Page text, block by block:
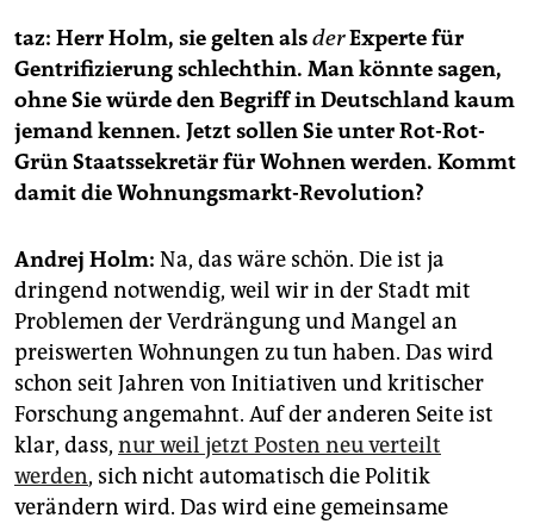
genossenschaft
epaper login
taz: Herr Holm, sie gelten alsderExperte für
Gentrifizierung schlechthin. Man könnte sagen,
ohne Sie würde den Begriff in Deutschland kaum
jemand kennen. Jetzt sollen Sie unter Rot-Rot-
Grün Staatssekretär für Wohnen werden. Kommt
damit die Wohnungsmarkt-Revolution?
Andrej Holm: Na, das wäre schön. Die ist ja
dringend notwendig, weil wir in der Stadt mit
Problemen der Verdrängung und Mangel an
preiswerten Wohnungen zu tun haben. Das wird
schon seit Jahren von Initiativen und kritischer
Forschung angemahnt. Auf der anderen Seite ist
klar, dass, nur weil jetzt Posten neu verteilt
werden, sich nicht automatisch die Politik
verändern wird. Das wird eine gemeinsame